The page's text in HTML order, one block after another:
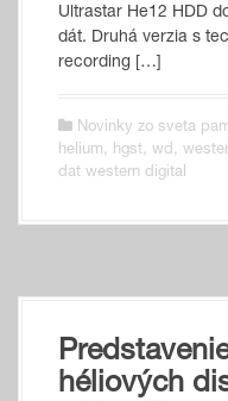
Ultrastar He12 HDD
dát. Druhá verzia s
recording […]
Novinky zo sveta
helium, hgst, wd,
dat western digital
héliových